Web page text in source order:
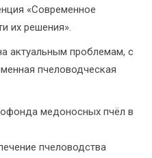
«Современное
их решения».
актуальным проблемам, с
пчеловодческая
медоносных пчёл в
пчеловодства